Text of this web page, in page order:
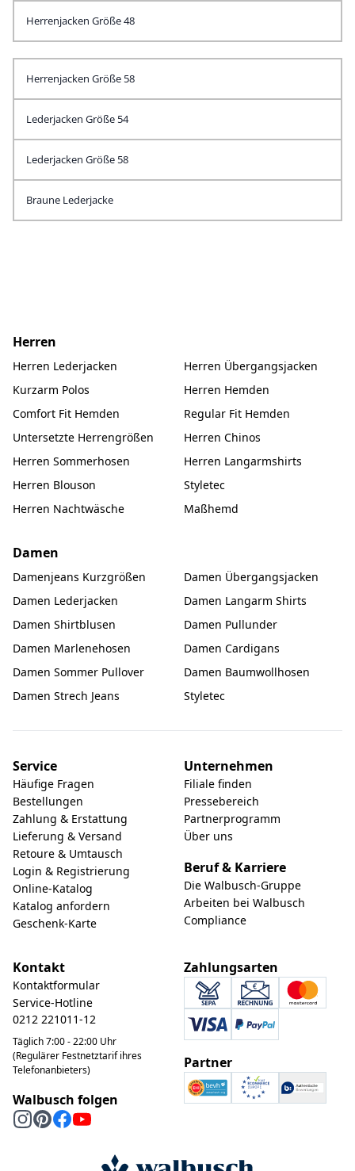
Herrenjacken Größe 48
Herrenjacken Größe 58
Lederjacken Größe 54
Lederjacken Größe 58
Braune Lederjacke
Herren
Herren Lederjacken
Herren Übergangsjacken
Kurzarm Polos
Herren Hemden
Comfort Fit Hemden
Regular Fit Hemden
Untersetzte Herrengrößen
Herren Chinos
Herren Sommerhosen
Herren Langarmshirts
Herren Blouson
Styletec
Herren Nachtwäsche
Maßhemd
Damen
Damenjeans Kurzgrößen
Damen Übergangsjacken
Damen Lederjacken
Damen Langarm Shirts
Damen Shirtblusen
Damen Pullunder
Damen Marlenehosen
Damen Cardigans
Damen Sommer Pullover
Damen Baumwollhosen
Damen Strech Jeans
Styletec
Service
Häufige Fragen
Bestellungen
Zahlung & Erstattung
Lieferung & Versand
Retoure & Umtausch
Login & Registrierung
Online-Katalog
Katalog anfordern
Geschenk-Karte
Unternehmen
Filiale finden
Pressebereich
Partnerprogramm
Über uns
Beruf & Karriere
Die Walbusch-Gruppe
Arbeiten bei Walbusch
Compliance
Kontakt
Kontaktformular
Service-Hotline
0212 221011-12
Täglich 7:00 - 22:00 Uhr
(Regulärer Festnetztarif ihres
Telefonanbieters)
Walbusch folgen
Zahlungsarten
Partner